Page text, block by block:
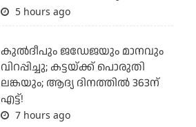
5 hours ago
കുല്‍ദീപും ജഡേജയും മാനവും
വിറപ്പിച്ചു; കട്ടയ്ക്ക് പൊരുതി
ലങ്കയും; ആദ്യ ദിനത്തില്‍ 363ന്
എട്ട്!
7 hours ago